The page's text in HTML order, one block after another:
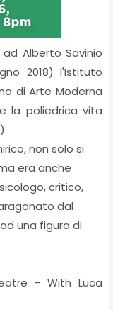
Alberto Savinio
2018) l'Istituto
di Arte Moderna
la poliedrica vita
non solo si
era anche
critico,
dal
una figura di
- With Luca